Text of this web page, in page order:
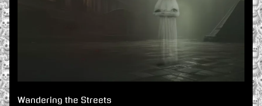
Wandering the Streets